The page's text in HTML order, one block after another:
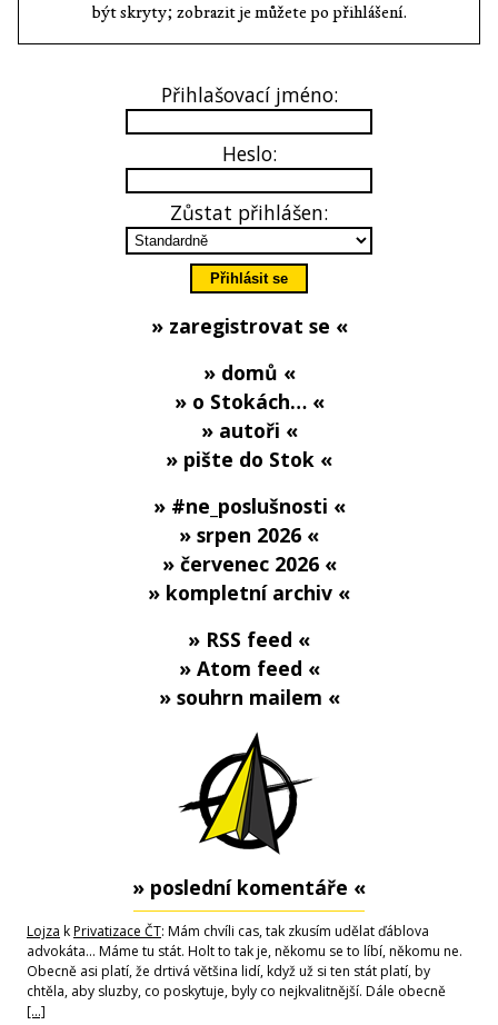
být skryty; zobrazit je můžete po přihlášení.
Přihlašovací jméno:
Heslo:
Zůstat přihlášen:
» zaregistrovat se «
» domů «
» o Stokách… «
» autoři «
» pište do Stok «
» #ne_poslušnosti «
» srpen 2026 «
» červenec 2026 «
» kompletní archiv «
» RSS feed «
» Atom feed «
» souhrn mailem «
» poslední komentáře «
Lojza kPrivatizace ČT: Mám chvíli cas, tak zkusím udělat ďáblova
advokáta... Máme tu stát. Holt to tak je, někomu se to líbí, někomu ne.
Obecně asi platí, že drtivá většina lidí, když už si ten stát platí, by
chtěla, aby sluzby, co poskytuje, byly co nejkvalitnější. Dále obecně
[…]